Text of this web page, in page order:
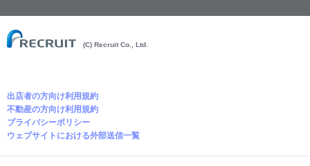
(C) Recruit Co., Ltd.
出店者の方向け利用規約
不動産の方向け利用規約
プライバシーポリシー
ウェブサイトにおける外部送信一覧